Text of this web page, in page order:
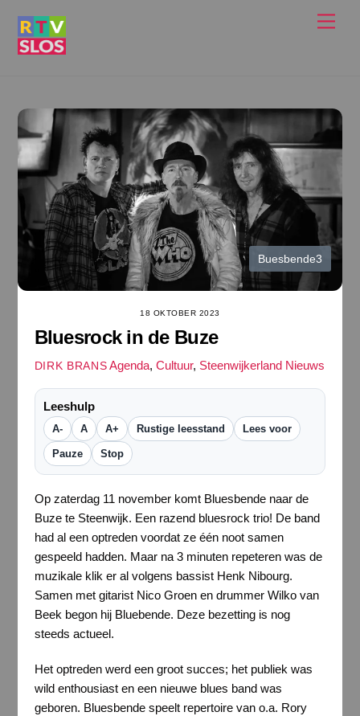
Buesbende3
18 OKTOBER 2023
Bluesrock in de Buze
DIRK BRANS Agenda,Cultuur, Steenwijkerland Nieuws
Leeshulp
A- A A+ Rustige leesstand Lees voor
Pauze Stop
Op zaterdag 11 november komt Bluesbende naar de
Buze te Steenwijk. Een razend bluesrock trio! De band
had al een optreden voordat ze één noot samen
gespeeld hadden. Maar na 3 minuten repeteren was de
muzikale klik er al volgens bassist Henk Nibourg.
Samen met gitarist Nico Groen en drummer Wilko van
Beek begon hij Bluebende. Deze bezetting is nog
steeds actueel.
Het optreden werd een groot succes; het publiek was
wild enthousiast en een nieuwe blues band was
geboren. Bluesbende speelt repertoire van o.a. Rory